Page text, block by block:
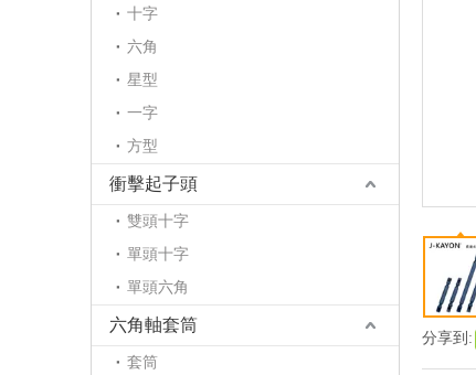
十字
六角
星型
一字
方型
衝擊起子頭
雙頭十字
單頭十字
單頭六角
六角軸套筒
套筒
分享到: